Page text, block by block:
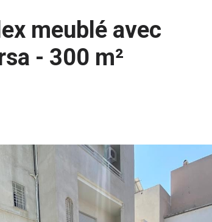
meublé avec
- 300 m²